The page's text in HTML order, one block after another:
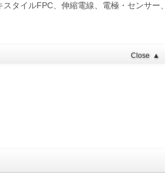
タイルFPC、伸縮電線、電極・センサー、
Close ▲